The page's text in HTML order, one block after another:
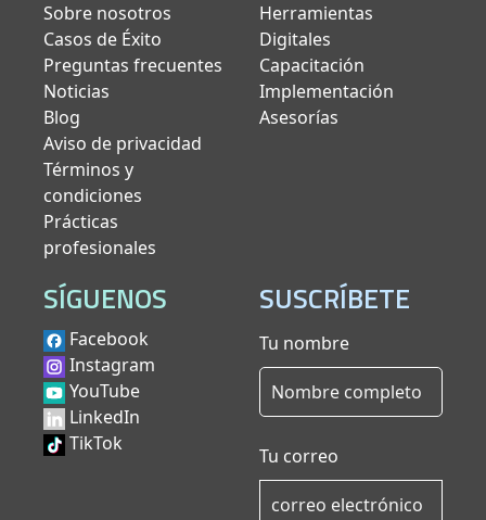
Sobre nosotros
Casos de Éxito
Preguntas frecuentes
Noticias
Blog
Aviso de privacidad
Términos y
condiciones
Prácticas
profesionales
Herramientas
Digitales
Capacitación
Implementación
Asesorías
SÍGUENOS
Facebook
Instagram
YouTube
LinkedIn
TikTok
SUSCRÍBETE
Tu nombre
Tu correo